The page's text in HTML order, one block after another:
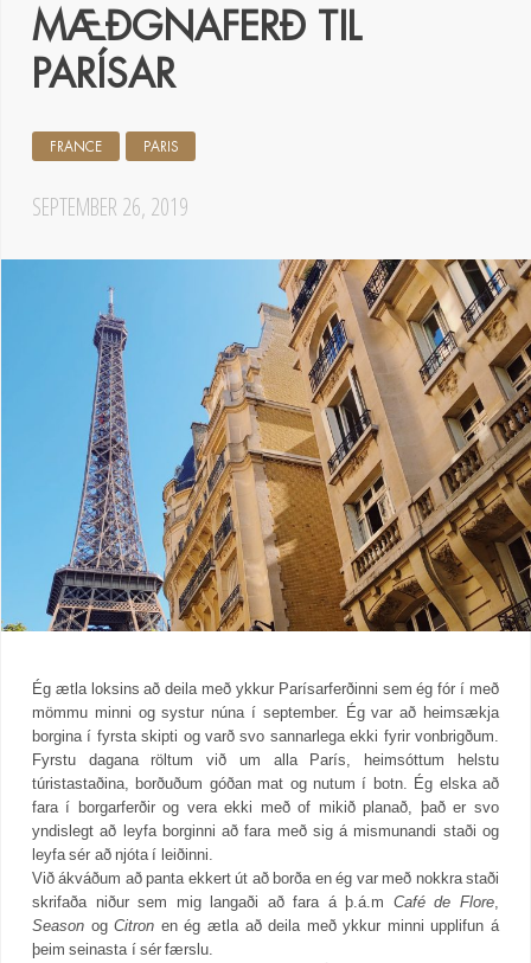
MÆÐGNAFERÐ TIL
PARÍSAR
SEPTEMBER 26, 2019
FRANCE PARIS
Ég ætla loksins að deila með ykkur Parísarferðinni sem ég fór í með
mömmu minni og systur núna í september. Ég var að heimsækja
borgina í fyrsta skipti og varð svo sannarlega ekki fyrir vonbrigðum.
Fyrstu dagana röltum við um alla París, heimsóttum helstu
túristastaðina, borðuðum góðan mat og nutum í botn. Ég elska að
fara í borgarferðir og vera ekki með of mikið planað, það er svo
yndislegt að leyfa borginni að fara með sig á mismunandi staði og
leyfa sér að njóta í leiðinni.
Við ákváðum að panta ekkert út að borða en ég var með nokkra staði
skrifaða niður sem mig langaði að fara á þ.á.m Café de Flore,
Season ogCitron en ég ætla að deila með ykkur minni upplifun á
þeim seinasta í sér færslu.